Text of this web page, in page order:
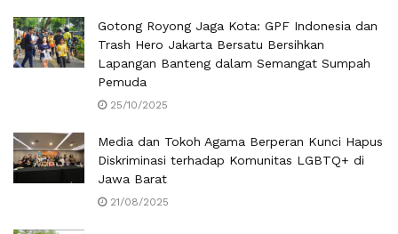
Gotong Royong Jaga Kota: GPF Indonesia dan
Trash Hero Jakarta Bersatu Bersihkan
Lapangan Banteng dalam Semangat Sumpah
Pemuda
25/10/2025
Media dan Tokoh Agama Berperan Kunci Hapus
Diskriminasi terhadap Komunitas LGBTQ+ di
Jawa Barat
21/08/2025